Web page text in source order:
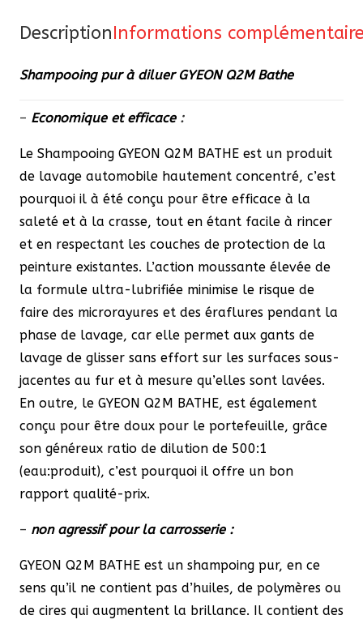
Q2M
DescriptionInformations
Shampooing pur à diluer GYEON Q2M Bathe
– Economique et efficace:
Le Shampooing GYEON Q2M BATHE est un produit
de lavage automobile hautement concentré, c’est
pourquoi il à été conçu pour être efficace à la
saleté et à la crasse, tout en étant facile à rincer
et en respectant les couches de protection de la
peinture existantes. L’action moussante élevée de
la formule ultra-lubrifiée minimise le risque de
faire des microrayures et des éraflures pendant la
phase de lavage, car elle permet aux gants de
lavage de glisser sans effort sur les surfaces sous-
jacentes au fur et à mesure qu’elles sont lavées.
En outre, le GYEON Q2M BATHE, est également
conçu pour être doux pour le portefeuille, grâce
son généreux ratio de dilution de 500:1
(eau:produit), c’est pourquoi il offre un bon
rapport qualité-prix.
– non agressif pour la carrosserie :
GYEON Q2M BATHE est un shampoing pur, en ce
sens qu’il ne contient pas d’huiles, de polymères ou
de cires qui augmentent la brillance. Il contient des